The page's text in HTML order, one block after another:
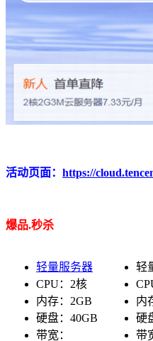
活动页面： https://
爆品.秒杀
轻量服务器
CPU：2核
内存：2GB
硬盘：40GB
带宽：
轻
内
硬
带